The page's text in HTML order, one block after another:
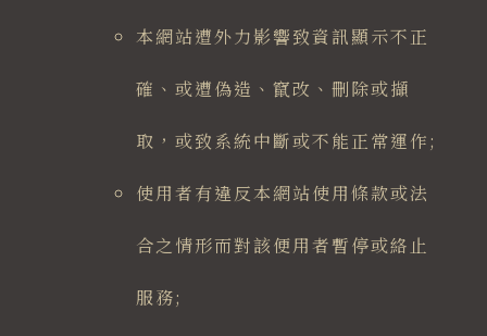
本網站遭外力影響致資訊顯示不正
確、或遭偽造、竄改、刪除或擷
取，或致系統中斷或不能正常運作;
使用者有違反本網站使用條款或法
合之情形而對該便用者暫停或絡止
服務;